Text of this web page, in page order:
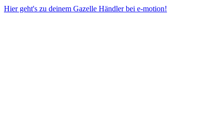
Hier geht's zu deinem Gazelle Händler bei e-motion!